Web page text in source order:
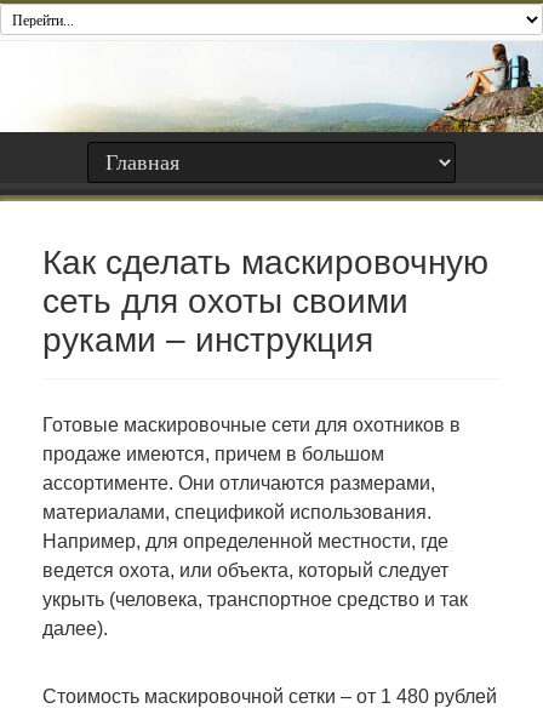
Как сделать маскировочную
сеть для охоты своими
руками – инструкция
Готовые маскировочные сети для охотников в
продаже имеются, причем в большом
ассортименте. Они отличаются размерами,
материалами, спецификой использования.
Например, для определенной местности, где
ведется охота, или объекта, который следует
укрыть (человека, транспортное средство и так
далее).
Стоимость маскировочной сетки – от 1 480 рублей